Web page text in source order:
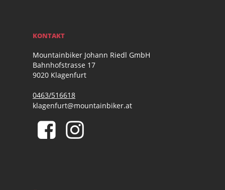
KONTAKT
Mountainbiker Johann Riedl GmbH
Bahnhofstrasse 17
9020 Klagenfurt
0463/516618
klagenfurt@mountainbiker.at